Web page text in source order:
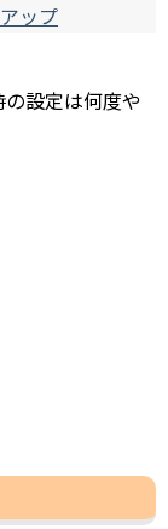
ップ
設定は何度や